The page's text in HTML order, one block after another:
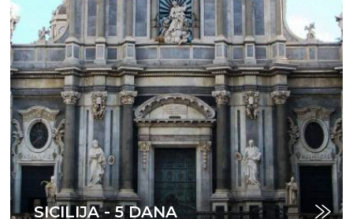
SICILIJA - 5 DANA